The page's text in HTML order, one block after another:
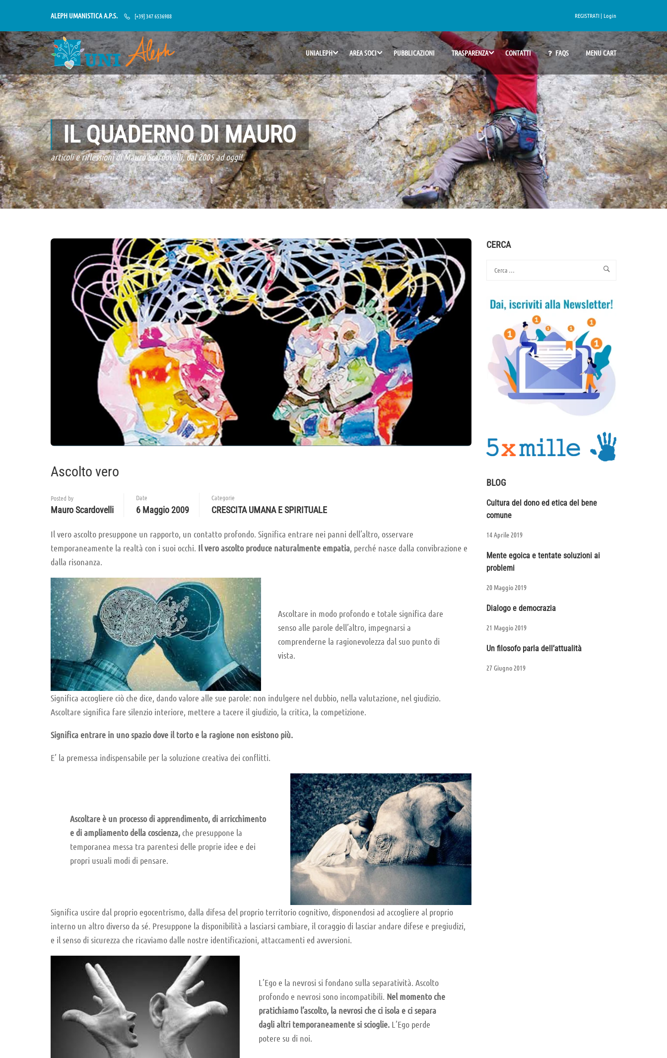
ALEPH UMANISTICA A.P.S. [+39] 347 6536988 REGISTRATI | Login
UNIALEPH AREA SOCI PUBBLICAZIONI TRASPARENZA CONTATTI FAQS MENU CART
IL QUADERNO DI MAURO
articoli e riflessioni di Mauro Scardovelli, dal 2005 ad oggi!
Ascolto vero
Posted by
Mauro Scardovelli
Date
6 Maggio 2009
Categorie
CRESCITA UMANA E SPIRITUALE
Il vero ascolto presuppone un rapporto, un contatto profondo. Significa entrare nei panni dell’altro, osservare
temporaneamente la realtà con i suoi occhi. Il vero ascolto produce naturalmente empatia, perché nasce dalla convibrazione e
dalla risonanza.
Ascoltare in modo profondo e totale significa dare
senso alle parole dell’altro, impegnarsi a
comprenderne la ragionevolezza dal suo punto di
vista.
Significa accogliere ciò che dice, dando valore alle sue parole: non indulgere nel dubbio, nella valutazione, nel giudizio.
Ascoltare significa fare silenzio interiore, mettere a tacere il giudizio, la critica, la competizione.
Significa entrare in uno spazio dove il torto e la ragione non esistono più.
E’ la premessa indispensabile per la soluzione creativa dei conflitti.
Ascoltare è un processo di apprendimento, di arricchimento
e di ampliamento della coscienza,che presuppone la
temporanea messa tra parentesi delle proprie idee e dei
propri usuali modi di pensare.
Significa uscire dal proprio egocentrismo, dalla difesa del proprio territorio cognitivo, disponendosi ad accogliere al proprio
interno un altro diverso da sé. Presuppone la disponibilità a lasciarsi cambiare, il coraggio di lasciar andare difese e pregiudizi,
e il senso di sicurezza che ricaviamo dalle nostre identificazioni, attaccamenti ed avversioni.
L’Ego e la nevrosi si fondano sulla separatività. Ascolto
profondo e nevrosi sono incompatibili. Nel momento che
pratichiamo l’ascolto, la nevrosi che ci isola e ci separa
dagli altri temporaneamente si scioglie.L’Ego perde
potere su di noi.
CERCA
BLOG
Cultura del dono ed etica del bene
comune
14 Aprile 2019
Mente egoica e tentate soluzioni ai
problemi
20 Maggio 2019
Dialogo e democrazia
21 Maggio 2019
Un filosofo parla dell’attualità
27 Giugno 2019